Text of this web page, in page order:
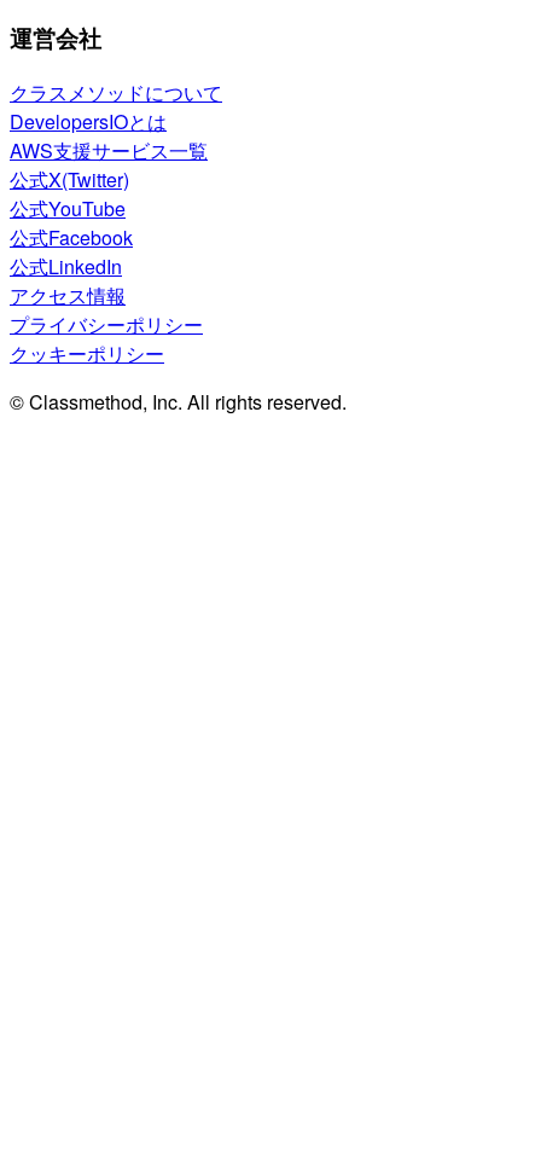
運営会社
クラスメソッドについて
DevelopersIOとは
AWS支援サービス一覧
公式X(Twitter)
公式YouTube
公式Facebook
公式LinkedIn
アクセス情報
プライバシーポリシー
クッキーポリシー
© Classmethod, Inc. All rights reserved.